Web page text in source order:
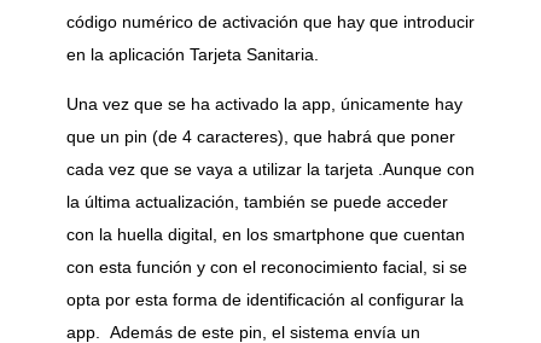
código numérico de activación que hay que introducir
en la aplicación Tarjeta Sanitaria.
Una vez que se ha activado la app, únicamente hay
que un pin (de 4 caracteres), que habrá que poner
cada vez que se vaya a utilizar la tarjeta .Aunque con
la última actualización, también se puede acceder
con la huella digital, en los smartphone que cuentan
con esta función y con el reconocimiento facial, si se
opta por esta forma de identificación al configurar la
app. Además de este pin, el sistema envía un